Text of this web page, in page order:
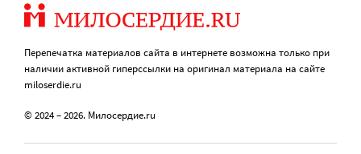
Перепечатка материалов сайта в интернете возможна только при
наличии активной гиперссылки на оригинал материала на сайте
miloserdie.ru
© 2024 – 2026. Милосердие.ru